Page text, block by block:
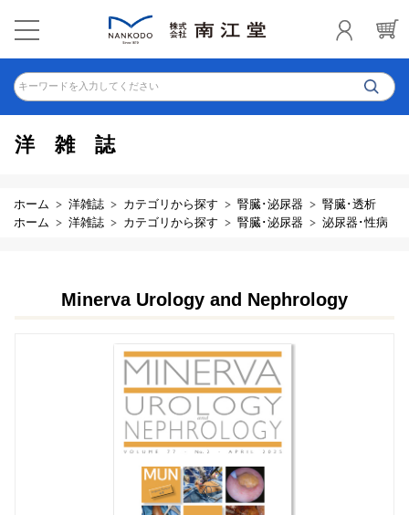
キーワードを入力してください
洋雑誌
ホーム 洋雑誌 カテゴリから探す 腎臓･泌尿器
腎臓･透析
ホーム
洋雑誌 カテゴリから探す 腎臓･泌尿器 泌尿器･性病
Minerva Urology and Nephrology